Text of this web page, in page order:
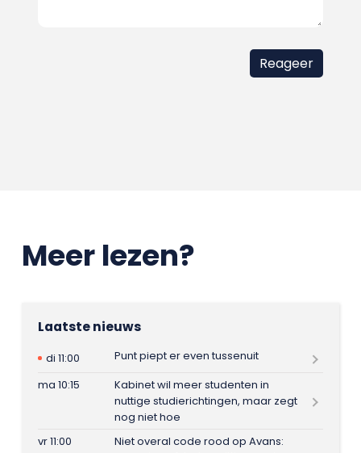
Meer lezen?
Laatste nieuws
di 11:00
Punt piept er even tussenuit
ma 10:15
Kabinet wil meer studenten in
nuttige studierichtingen, maar zegt
nog niet hoe
vr 11:00
Niet overal code rood op Avans: